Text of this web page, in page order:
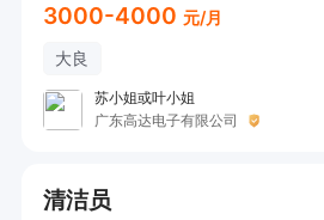
3000-4000 元/月
大良
苏小姐或叶小姐
广东高达电子有限公司
清洁员